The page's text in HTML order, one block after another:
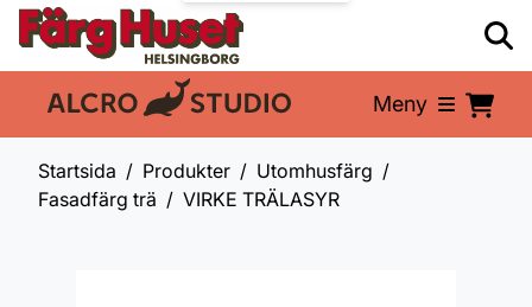
En del av: Meny
Startsida Produkter
Utomhusfärg
Fasadfärg trä
VIRKE TRÄLASYR